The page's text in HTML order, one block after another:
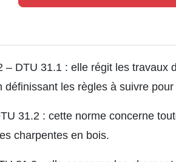
– DTU 31.1 : elle régit les
définissant les règles à suivre
31.2 : cette norme concerne
charpentes en bois.